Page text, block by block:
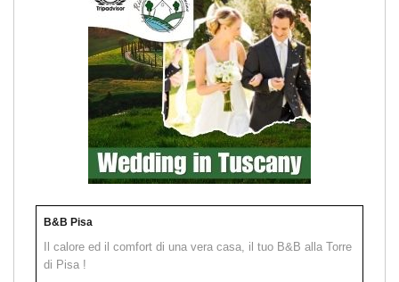
B&B Pisa
Il calore ed il comfort di una vera casa, il tuo B&B alla Torre
di Pisa !